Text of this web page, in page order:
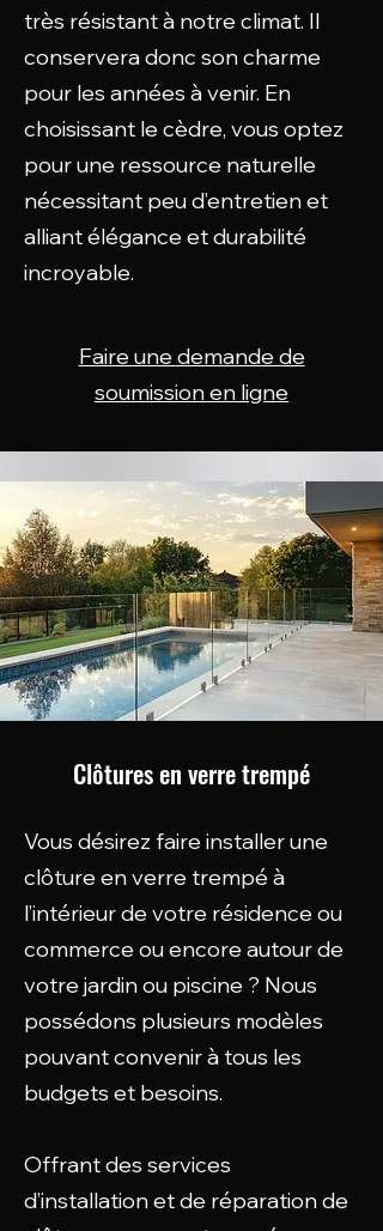
très résistant à notre climat. Il
conservera donc son charme
pour les années à venir. En
choisissant le cèdre, vous optez
pour une ressource naturelle
nécessitant peu d’entretien et
alliant élégance et durabilité
incroyable.
Faire une demande de
soumission en ligne
Clôtures en verre trempé
Vous désirez faire installer une
clôture en verre trempé à
l’intérieur de votre résidence ou
commerce ou encore autour de
votre jardin ou piscine ? Nous
possédons plusieurs modèles
pouvant convenir à tous les
budgets et besoins.
Offrant des services
d’installation et de réparation de